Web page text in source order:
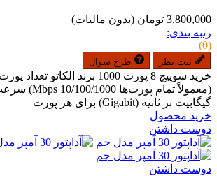
3,800,000 تومان
(بدون مالیات)
رتبه بندی:
(0)
ثبت نظر طرح سوال
گیگابیت بر ثانیه (Gigabit) برای هر پورت
خرید محصول
دوست داشتن
دوست داشتن